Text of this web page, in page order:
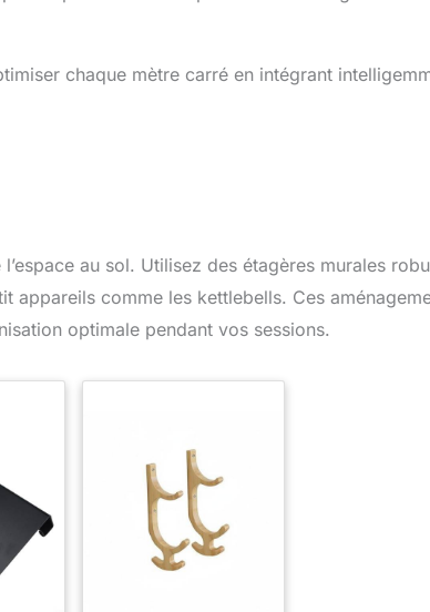
chaque mètre carré en intégrant
au sol. Utilisez des étagères murales
comme les kettlebells. Ces
optimale pendant vos sessions.